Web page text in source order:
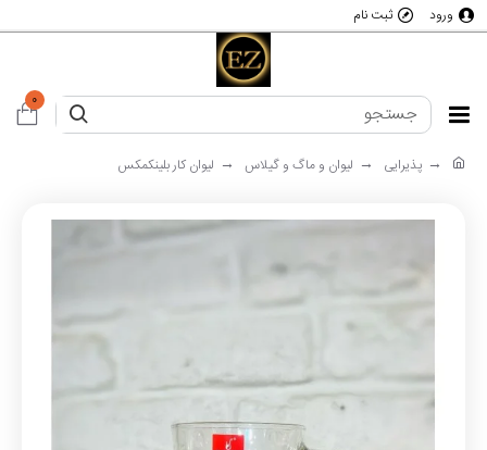
ورود ثبت نام
0
پذیرایی لیوان و ماگ و گیلاس لیوان کار بلینکمکس